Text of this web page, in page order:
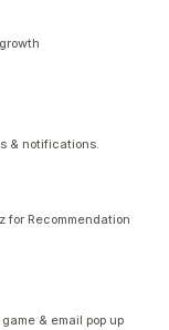
& notifications.
for Recommendation
& email pop up